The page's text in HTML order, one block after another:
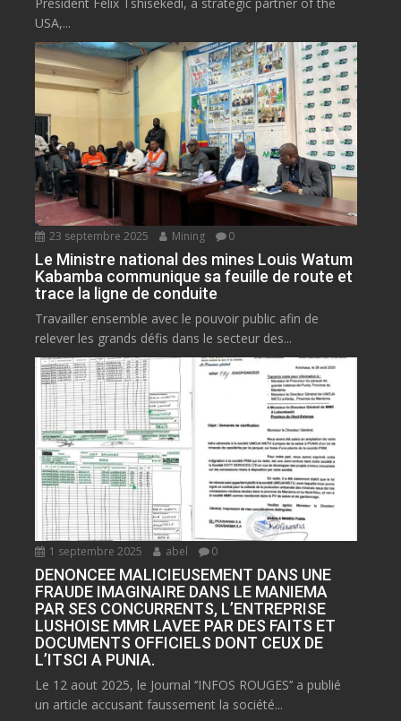
USA,...
23 septembre 2025 Mining 0
Le Ministre national des mines Louis Watum
Kabamba communique sa feuille de route et
trace la ligne de conduite
Travailler ensemble avec le pouvoir public afin de
relever les grands défis dans le secteur des...
1 septembre 2025 abel 0
DENONCEE MALICIEUSEMENT DANS UNE
FRAUDE IMAGINAIRE DANS LE MANIEMA
PAR SES CONCURRENTS, L’ENTREPRISE
LUSHOISE MMR LAVEE PAR DES FAITS ET
DOCUMENTS OFFICIELS DONT CEUX DE
L’ITSCI A PUNIA.
Le 12 aout 2025, le Journal ‘’INFOS ROUGES’’ a publié
un article accusant faussement la société...